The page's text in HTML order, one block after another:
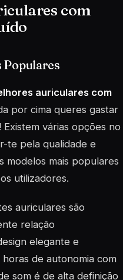
com
Populares
auriculares com
por cima queres gastar
várias opções no
te pela qualidade e
modelos mais populares
utilizadores.
auriculares são
relação
elegante e
de autonomia com
som é de alta definição